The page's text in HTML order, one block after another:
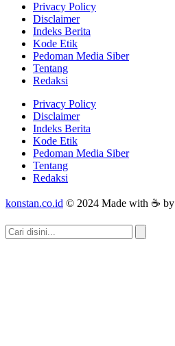
Privacy Policy
Disclaimer
Indeks Berita
Kode Etik
Pedoman Media Siber
Tentang
Redaksi
Privacy Policy
Disclaimer
Indeks Berita
Kode Etik
Pedoman Media Siber
Tentang
Redaksi
konstan.co.id © 2024 Made with ☕ by